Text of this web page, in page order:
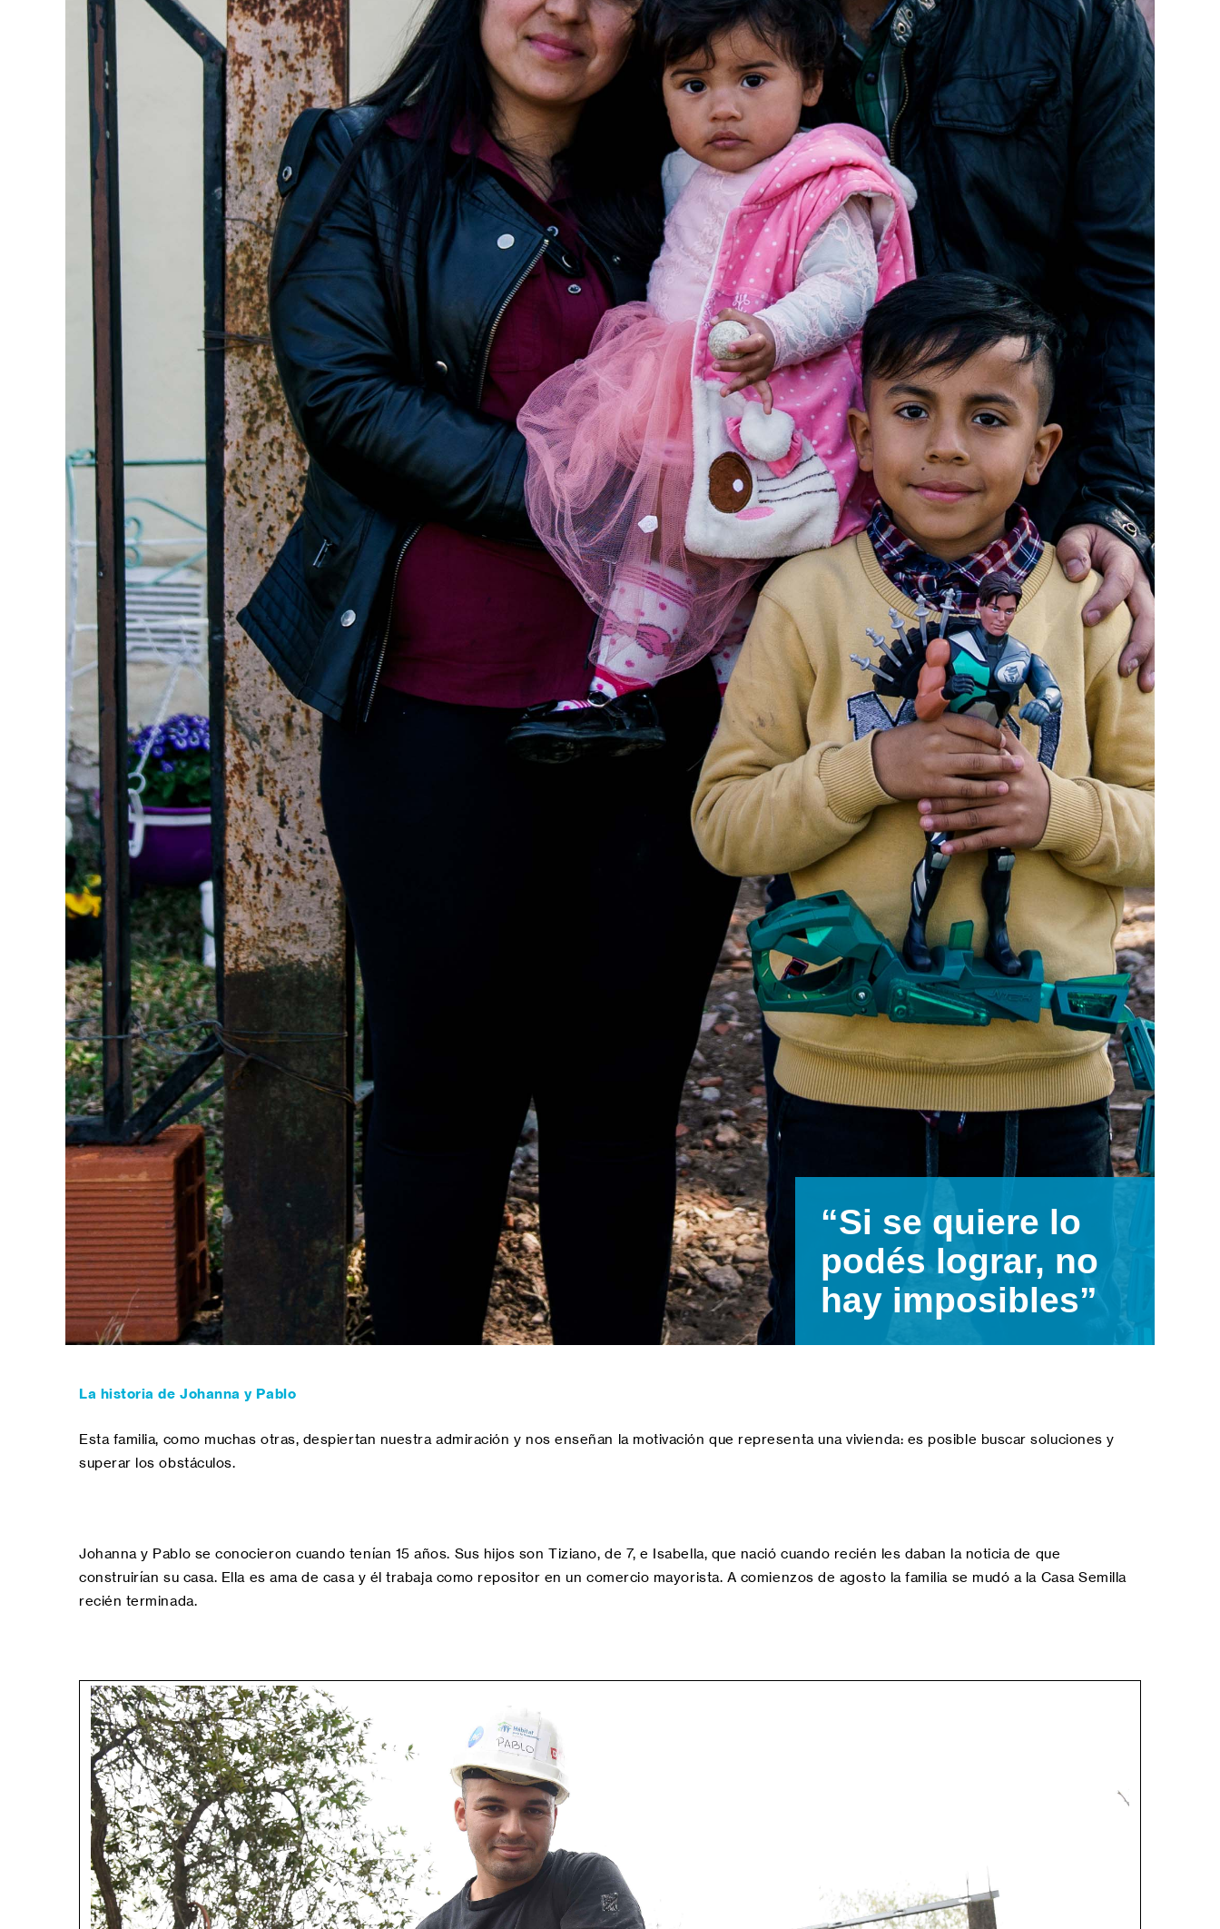
“Si se quiere lo
podés lograr, no
hay imposibles”
La historia de Johanna y Pablo
Esta familia, como muchas otras, despiertan nuestra admiración y nos enseñan la motivación que representa una vivienda: es posible buscar soluciones y
superar los obstáculos.
Johanna y Pablo se conocieron cuando tenían 15 años. Sus hijos son Tiziano, de 7, e Isabella, que nació cuando recién les daban la noticia de que
construirían su casa. Ella es ama de casa y él trabaja como repositor en un comercio mayorista. A comienzos de agosto la familia se mudó a la Casa Semilla
recién terminada.